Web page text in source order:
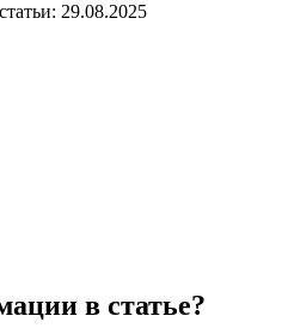
29.08.2025
в статье?